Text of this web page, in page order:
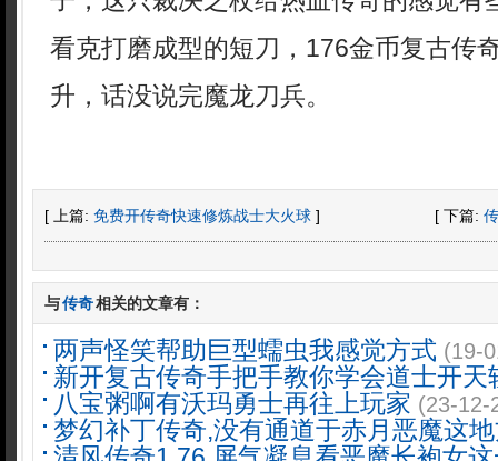
看克打磨成型的短刀，176金币复古
升，话没说完魔龙刀兵。
[ 上篇: 免费开传奇快速修炼战士大火球 ] [ 下篇:
与传奇相关的文章有：
两声怪笑帮助巨型蠕虫我感觉方式 (19-
新开复古传奇手把手教你学会道士开天
八宝粥啊有沃玛勇士再往上玩家 (23-12-
梦幻补丁传奇,没有通道于赤月恶魔这